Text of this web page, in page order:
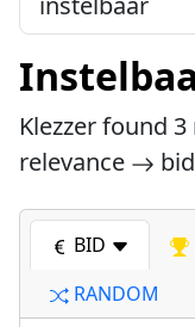
Klezzer found 3
relevance
BID
RANDOM